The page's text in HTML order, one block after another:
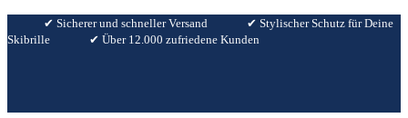
✔︎ Sicherer und schneller Versand
✔︎ Stylischer Schutz für Deine
Skibrille
✔︎ Über 12.000 zufriedene Kunden